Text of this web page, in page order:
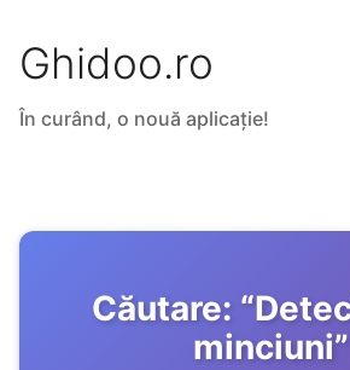
Ghidoo.ro
În curând, o nouă aplicație!
Căutare: “
minciuni”